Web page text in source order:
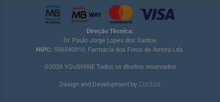
Direção Técnica:
Dr. Paulo Jorge Lopes dos Santos
NIPC: 506540910, Farmácia dos Foros de Amora Lda.
©2026 YOUSHINE Todos os direitos reservados
Design and Development by Coolsis